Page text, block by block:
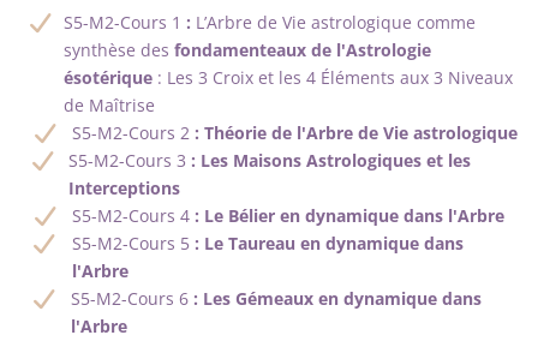
S5-M2-Cours 1 : L’Arbre de Vie astrologique comme
synthèse des fondamenteaux de l'Astrologie
ésotérique : Les 3 Croix et les 4 Éléments aux 3 Niveaux
de Maîtrise
S5-M2-Cours 2 : Théorie de l'Arbre de Vie astrologique
S5-M2-Cours 3 : Les Maisons Astrologiques et les
Interceptions
S5-M2-Cours 4 : Le Bélier en dynamique dans l'Arbre
S5-M2-Cours 5: Le Taureau en dynamique dans
l'Arbre
S5-M2-Cours 6: Les Gémeaux en dynamique dans
l'Arbre